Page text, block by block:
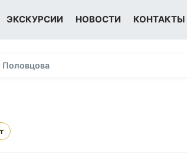
ЭКСКУРСИИ НОВОСТИ КОНТАКТЫ